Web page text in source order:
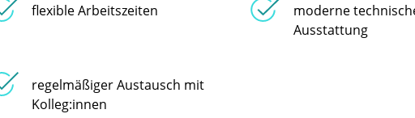
flexible Arbeitszeiten
moderne
Ausstattung
regelmäßiger Austausch mit
Kolleg:innen